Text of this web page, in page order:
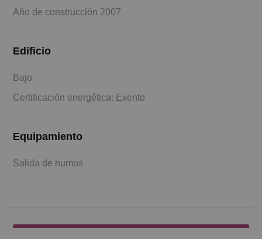
Año de construcción 2007
Edificio
Bajo
Certificación energética: Exento
Equipamiento
Salida de humos